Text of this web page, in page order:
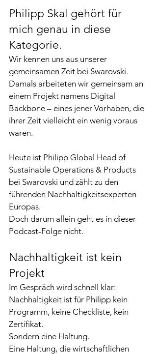
Philipp Skal gehört für
mich genau in diese
Kategorie.
Wir kennen uns aus unserer
gemeinsamen Zeit bei Swarovski.
Damals arbeiteten wir gemeinsam an
einem Projekt namens Digital
Backbone – eines jener Vorhaben, die
ihrer Zeit vielleicht ein wenig voraus
waren.
Heute ist Philipp Global Head of
Sustainable Operations & Products
bei Swarovski und zählt zu den
führenden Nachhaltigkeitsexperten
Europas.
Doch darum allein geht es in dieser
Podcast-Folge nicht.
Nachhaltigkeit ist kein
Projekt
Im Gespräch wird schnell klar:
Nachhaltigkeit ist für Philipp kein
Programm, keine Checkliste, kein
Zertifikat.
Sondern eine Haltung.
Eine Haltung, die wirtschaftlichen